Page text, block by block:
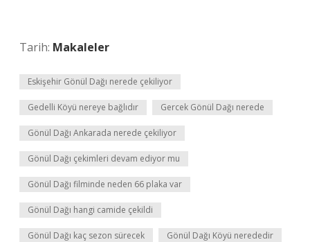
Tarih: Makaleler
Eskişehir Gönül Dağı nerede çekiliyor
Gedelli Köyü nereye bağlıdır Gercek Gönül Dağı nerede
Gönül Dağı Ankarada nerede çekiliyor
Gönül Dağı çekimleri devam ediyor mu
Gönül Dağı filminde neden 66 plaka var
Gönül Dağı hangi camide çekildi
Gönül Dağı kaç sezon sürecek Gönül Dağı Köyü nerededir